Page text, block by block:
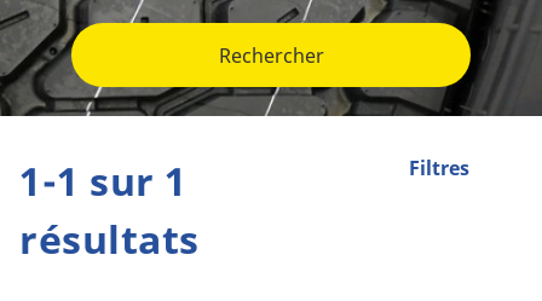
Rechercher
Filtres
1-1 sur 1
résultats